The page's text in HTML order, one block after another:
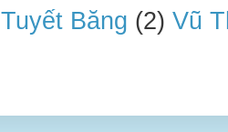
Tuyết Băng (2) Vũ